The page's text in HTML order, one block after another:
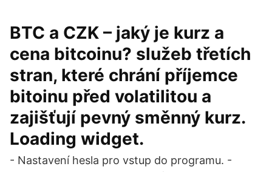
BTC a CZK – jaký je kurz a
cena bitcoinu? služeb třetích
stran, které chrání příjemce
bitoinu před volatilitou a
zajišťují pevný směnný kurz.
Loading widget.
- Nastavení hesla pro vstup do programu. -